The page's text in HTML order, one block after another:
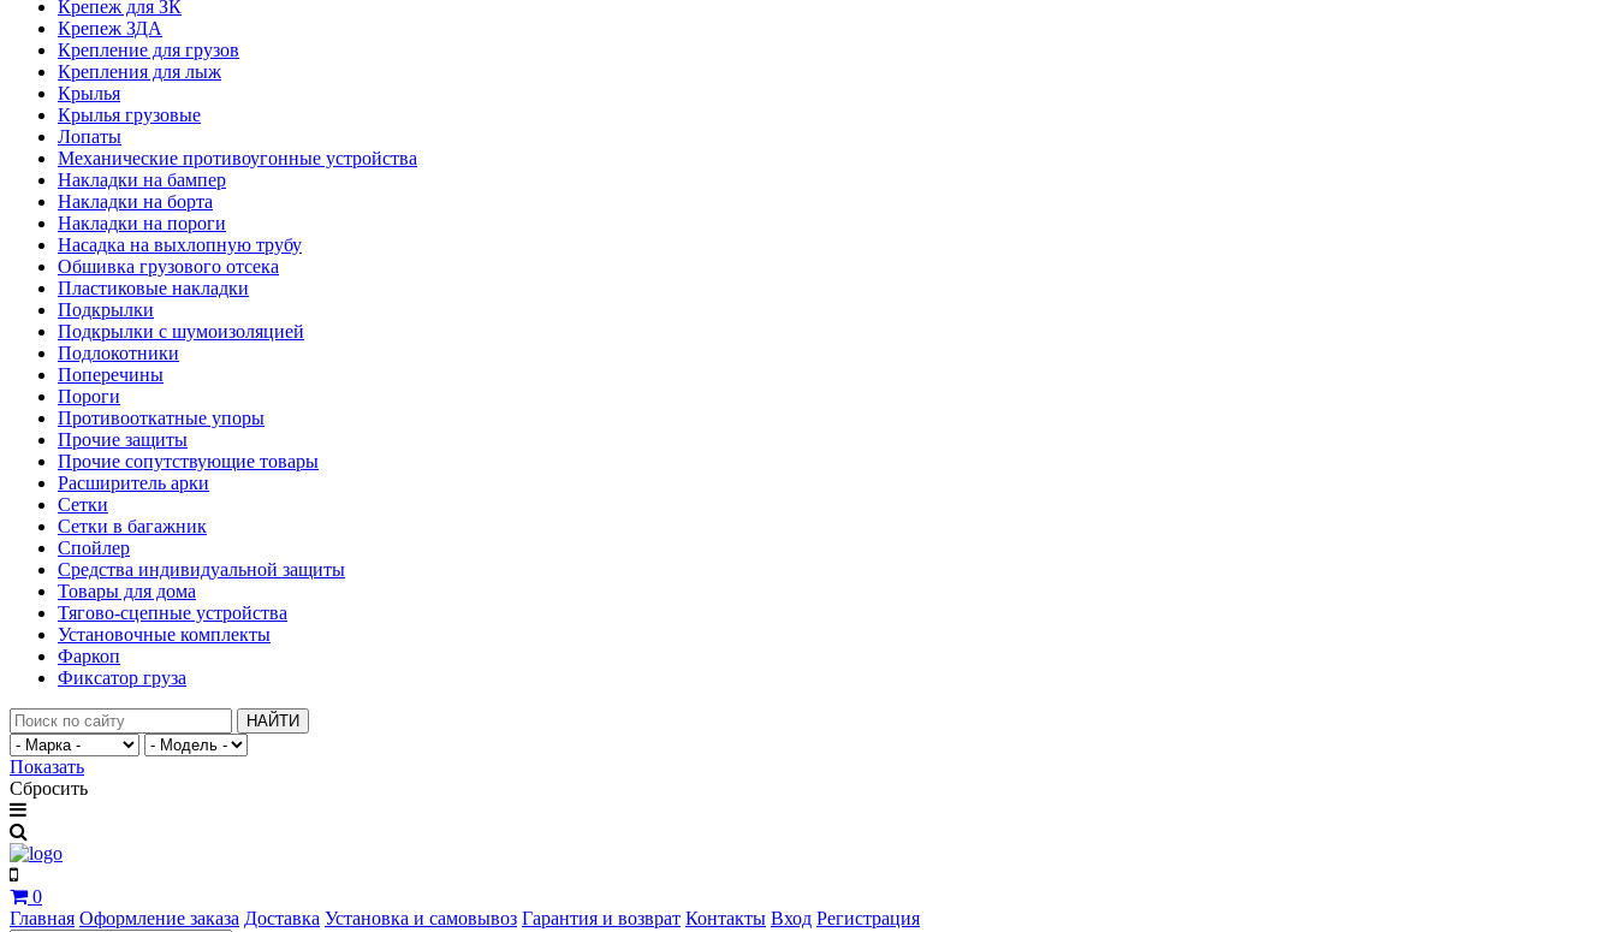
Крепеж для ЗК
Крепеж ЗДА
Крепление для грузов
Крепления для лыж
Крылья
Крылья грузовые
Лопаты
Механические противоугонные устройства
Накладки на бампер
Накладки на борта
Накладки на пороги
Насадка на выхлопную трубу
Обшивка грузового отсека
Пластиковые накладки
Подкрылки
Подкрылки с шумоизоляцией
Подлокотники
Поперечины
Пороги
Противооткатные упоры
Прочие защиты
Прочие сопутствующие товары
Расширитель арки
Сетки
Сетки в багажник
Спойлер
Средства индивидуальной защиты
Товары для дома
Тягово-сцепные устройства
Установочные комплекты
Фаркоп
Фиксатор груза
НАЙТИ
Показать
Сбросить
0
Главная Оформление заказа Доставка Установка и самовывоз Гарантия и возврат Контакты Вход Регистрация